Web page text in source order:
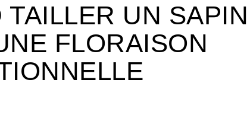
TAILLER UN SAPIN
FLORAISON